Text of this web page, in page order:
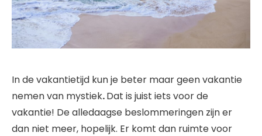
In de vakantietijd kun je beter maar geen vakantie
nemen van mystiek.Dat is juist iets voor de
vakantie! De alledaagse beslommeringen zijn er
dan niet meer, hopelijk. Er komt dan ruimte voor